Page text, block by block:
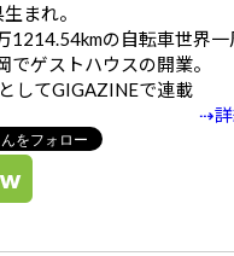
まれ。
1214.54kmの自転車世界一
でゲストハウスの開業。
してGIGAZINEで連載
⇢詳